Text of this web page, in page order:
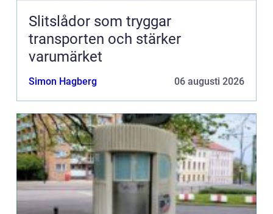
Slitslådor som tryggar
transporten och stärker
varumärket
Simon Hagberg 06 augusti 2026